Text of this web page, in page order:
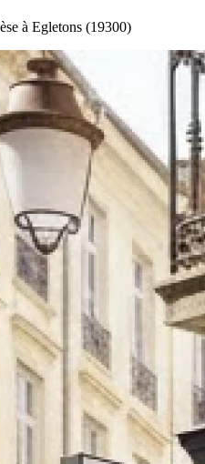
à Egletons (19300)